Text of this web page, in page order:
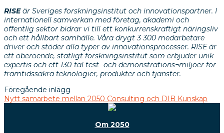
RISEär Sveriges forskningsinstitut och innovationspartner. I
internationell samverkan med företag, akademi och
offentlig sektor bidrar vi till ett konkurrenskraftigt näringsliv
och ett hållbart samhälle. Våra drygt 3 300 medarbetare
driver och stöder alla typer av innovationsprocesser. RISE är
ett oberoende, statligt forskningsinstitut som erbjuder unik
expertis och ett 130-tal test- och demonstrations¬miljöer för
framtidssäkra teknologier, produkter och tjänster.
Föregående inlägg
Nytt samarbete mellan 2050 Consulting och DIB Kunskap
Om 2050